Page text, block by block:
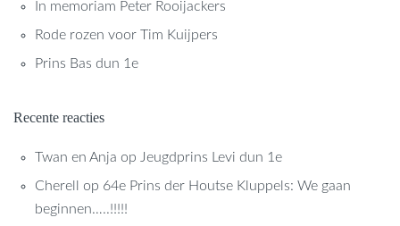
In memoriam Peter Rooijackers
Rode rozen voor Tim Kuijpers
Prins Bas dun 1e
Recente reacties
Twan en Anja op Jeugdprins Levi dun 1e
Cherell
op 64e Prins der Houtse Kluppels: We gaan
beginnen…..!!!!!